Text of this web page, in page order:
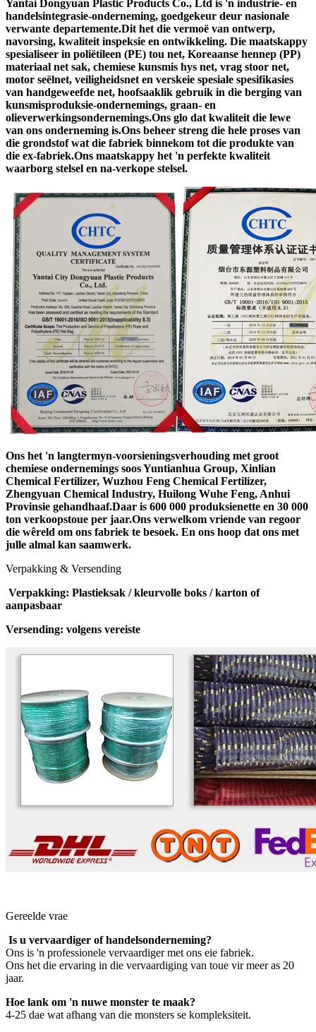
Yantai Dongyuan Plastic Products Co., Ltd is 'n industrie- en
handelsintegrasie-onderneming, goedgekeur deur nasionale
verwante departemente.Dit het die vermoë van ontwerp,
navorsing, kwaliteit inspeksie en ontwikkeling. Die maatskappy
spesialiseer in poliëtileen (PE) tou net, Koreaanse hennep (PP)
materiaal net sak, chemiese kunsmis hys net, vrag stoor net,
motor seëlnet, veiligheidsnet en verskeie spesiale spesifikasies
van handgeweefde net, hoofsaaklik gebruik in die berging van
kunsmisproduksie-ondernemings, graan- en
olieverwerkingsondernemings.Ons glo dat kwaliteit die lewe
van ons onderneming is.Ons beheer streng die hele proses van
die grondstof wat die fabriek binnekom tot die produkte van
die ex-fabriek.Ons maatskappy het 'n perfekte kwaliteit
waarborg stelsel en na-verkope stelsel.
Ons het 'n langtermyn-voorsieningsverhouding met groot
chemiese ondernemings soos Yuntianhua Group, Xinlian
Chemical Fertilizer, Wuzhou Feng Chemical Fertilizer,
Zhengyuan Chemical Industry, Huilong Wuhe Feng, Anhui
Provinsie gehandhaaf.Daar is 600 000 produksienette en 30 000
ton verkoopstoue per jaar.Ons verwelkom vriende van regoor
die wêreld om ons fabriek te besoek. En ons hoop dat ons met
julle almal kan saamwerk.
Verpakking & Versending
Verpakking: Plastieksak / kleurvolle boks / karton of
aanpasbaar
Versending: volgens vereiste
Gereelde vrae
Is u vervaardiger of handelsonderneming?
Ons is 'n professionele vervaardiger met ons eie fabriek.
Ons het die ervaring in die vervaardiging van toue vir meer as 20
jaar.
Hoe lank om 'n nuwe monster te maak?
4-25 dae wat afhang van die monsters se kompleksiteit.